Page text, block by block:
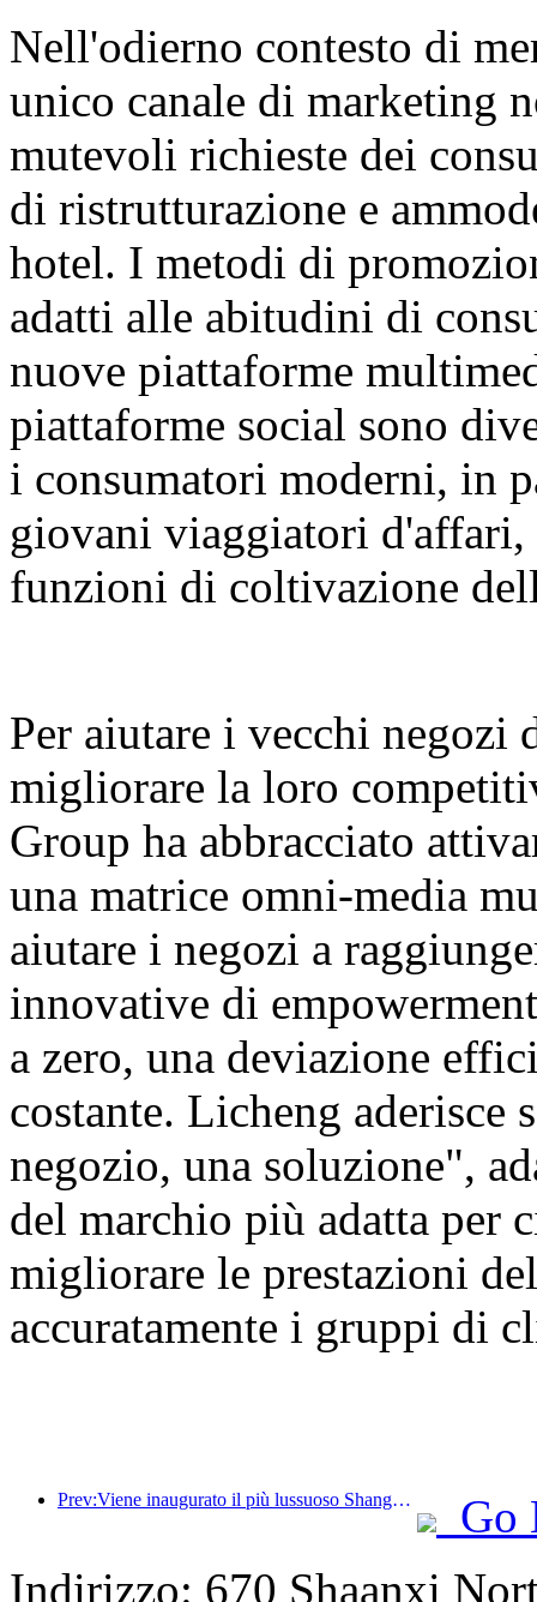
Nell'odierno contesto di
unico canale di marketing
mutevoli richieste dei
di ristrutturazione e
hotel. I metodi di
adatti alle abitudini di
nuove piattaforme
piattaforme social sono
i consumatori moderni, in
giovani viaggiatori
funzioni di coltivazione
Per aiutare i vecchi
migliorare la loro
Group ha abbracciato
una matrice omni-media
aiutare i negozi a
innovative di
a zero, una deviazione
costante. Licheng aderisce
negozio, una soluzione",
del marchio più adatta per
migliorare le prestazioni
accuratamente i gruppi di
Prev:Viene inaugurato il più lussuoso Shanghai Ice and Snow World Hotel
Go
Indirizzo: 670 Shaanxi